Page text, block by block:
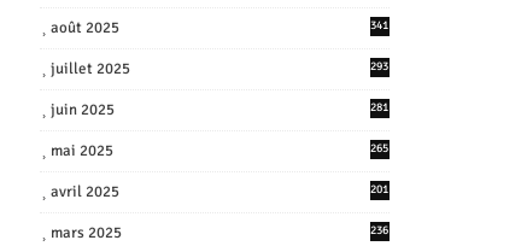
août 2025 341
juillet 2025 293
juin 2025 281
mai 2025 265
avril 2025 201
mars 2025 236